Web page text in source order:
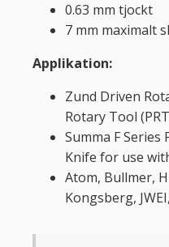
0.63 mm tjockt
7 mm maximalt
Applikation:
Zund Driven
Rotary Tool
Summa F Series
Knife for use
Atom, Bullmer,
Kongsberg,